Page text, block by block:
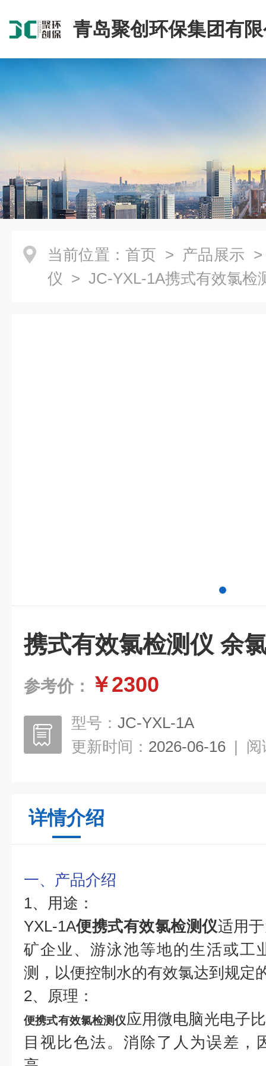
青岛聚创环保集团有
当前位置： 首页 > 产品展示
仪 > JC-YXL-1A携式有效氯检
携式有效氯检测仪 余
参考价： ￥2300
型号： JC-YXL-1A
更新时间： 2026-06-16 | 阅
详情介绍
一、产品介绍
1、用途：
YXL-1A便携式有效氯检测仪适用
矿企业、游泳池等地的生活或工
测，以便控制水的有效氯达到规定
2、原理：
便携式有效氯检测仪应用微电脑光电子
目视比色法。消除了人为误差，